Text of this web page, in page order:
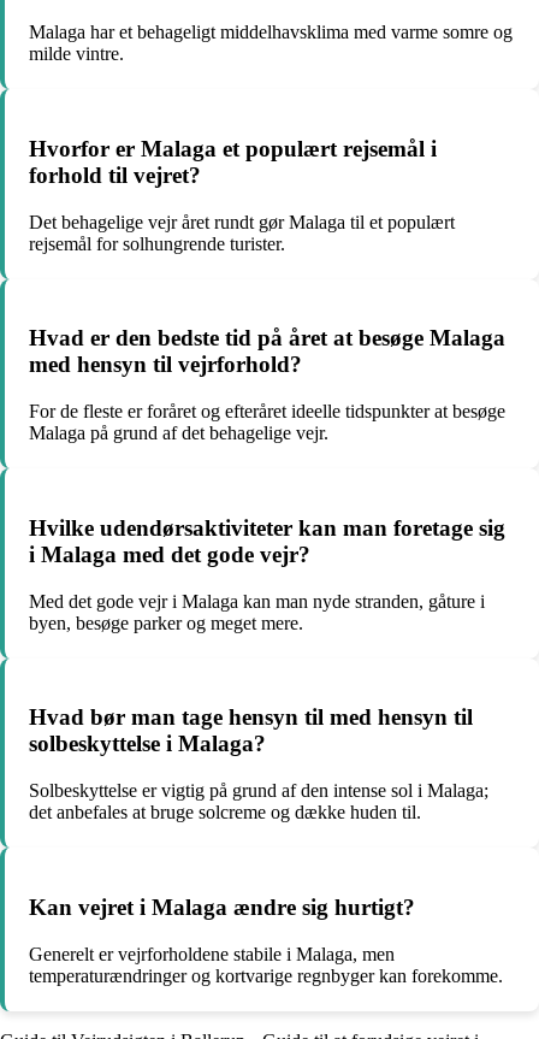
Malaga har et behageligt middelhavsklima med varme somre og
milde vintre.
Hvorfor er Malaga et populært rejsemål i
forhold til vejret?
Det behagelige vejr året rundt gør Malaga til et populært
rejsemål for solhungrende turister.
Hvad er den bedste tid på året at besøge Malaga
med hensyn til vejrforhold?
For de fleste er foråret og efteråret ideelle tidspunkter at besøge
Malaga på grund af det behagelige vejr.
Hvilke udendørsaktiviteter kan man foretage sig
i Malaga med det gode vejr?
Med det gode vejr i Malaga kan man nyde stranden, gåture i
byen, besøge parker og meget mere.
Hvad bør man tage hensyn til med hensyn til
solbeskyttelse i Malaga?
Solbeskyttelse er vigtig på grund af den intense sol i Malaga;
det anbefales at bruge solcreme og dække huden til.
Kan vejret i Malaga ændre sig hurtigt?
Generelt er vejrforholdene stabile i Malaga, men
temperaturændringer og kortvarige regnbyger kan forekomme.